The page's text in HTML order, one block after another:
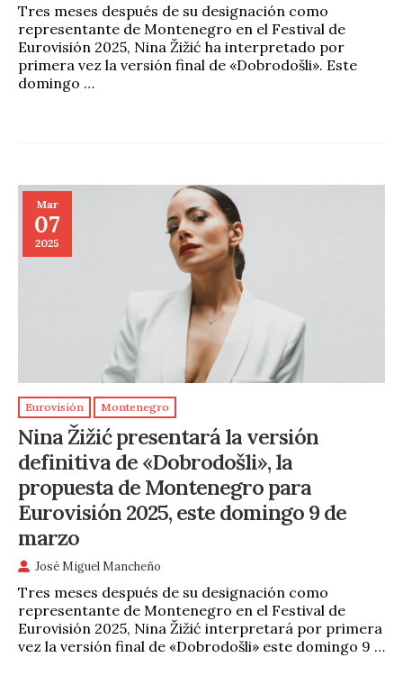
Tres meses después de su designación como
representante de Montenegro en el Festival de
Eurovisión 2025, Nina Žižić ha interpretado por
primera vez la versión final de «Dobrodošli». Este
domingo …
Mar
07
2025
Eurovisión Montenegro
Nina Žižić presentará la versión
definitiva de «Dobrodošli», la
propuesta de Montenegro para
Eurovisión 2025, este domingo 9 de
marzo
José Miguel Mancheño
Tres meses después de su designación como
representante de Montenegro en el Festival de
Eurovisión 2025, Nina Žižić interpretará por primera
vez la versión final de «Dobrodošli» este domingo 9 …